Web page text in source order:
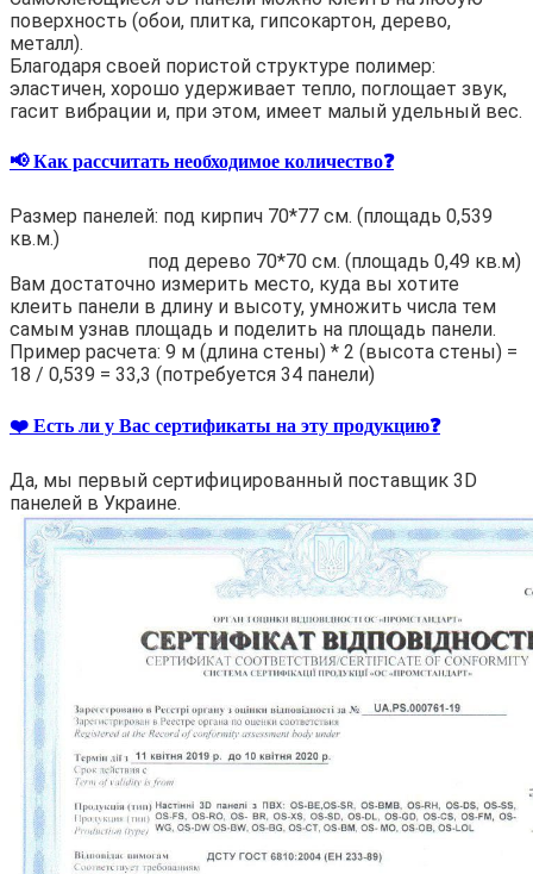
поверхность (обои, плитка, гипсокартон, дерево,
металл).
Благодаря своей пористой структуре полимер:
эластичен, хорошо удерживает тепло, поглощает звук,
гасит вибрации и, при этом, имеет малый удельный вес.
📢 Как рассчитать необходимое количество❓
Размер панелей: под кирпич 70*77 см. (площадь 0,539
кв.м.)
под дерево 70*70 см. (площадь 0,49 кв.м)
Вам достаточно измерить место, куда вы хотите
клеить панели в длину и высоту, умножить числа тем
самым узнав площадь и поделить на площадь панели.
Пример расчета: 9 м (длина стены) * 2 (высота стены) =
18 / 0,539 = 33,3 (потребуется 34 панели)
❤️ Есть ли у Вас сертификаты на эту продукцию❓
Да, мы первый сертифицированный поставщик 3D
панелей в Украине.